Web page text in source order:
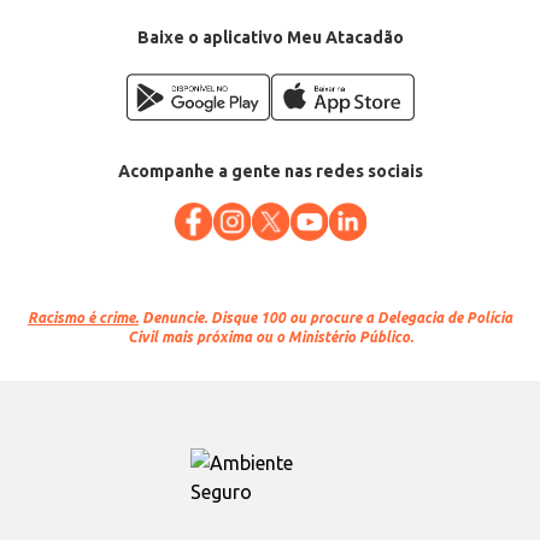
Baixe o aplicativo Meu Atacadão
Acompanhe a gente nas redes sociais
Racismo é crime. Denuncie. Disque 100 ou procure a Delegacia de Polícia
Civil mais próxima ou o Ministério Público.